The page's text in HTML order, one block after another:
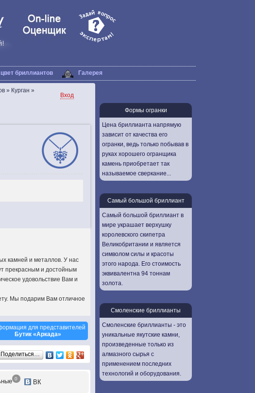
цвет бриллиантов Галерея
» Курган »
Вход
камней и металлов. У нас
прекрасным и достойным
удовольствие Вам и
Мы подарим Вам отличное
для представителей
Бутик «Аркада»
Поделиться…
0 ВК
Формы огранки
Цена бриллианта напрямую
зависит от качества его
огранки, ведь только побывав в
руках хорошего огранщика
камень приобретает так
называемое сверкание...
Самый большой бриллиант
Самый большой бриллиант в
мире украшает верхушку
королевского скипетра
Великобритании и является
символом силы и красоты
этого народа. Его стоимость
эквивалентна 94 тоннам
золота.
Смоленские бриллианты
Смоленские бриллианты - это
уникальные якутские камни,
произведенные только из
алмазного сырья с
применением последних
технологий и оборудования.